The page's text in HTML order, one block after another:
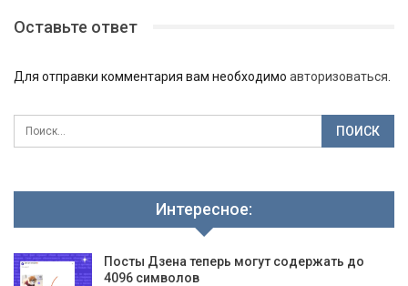
Оставьте ответ
Для отправки комментария вам необходимо авторизоваться
Интересное:
Посты Дзена теперь могут содержать до
4096 символов